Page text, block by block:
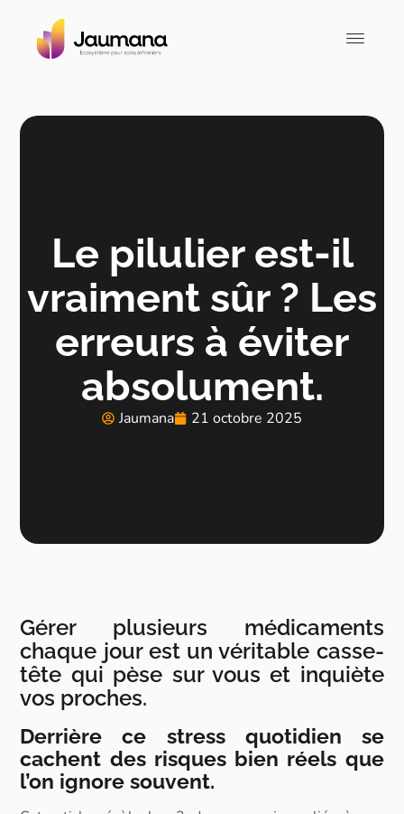
Le pilulier est-il
vraiment sûr ? Les
erreurs à éviter
absolument.
Jaumana 21 octobre 2025
Gérer plusieurs médicaments
chaque jour est un véritable casse-
tête qui pèse sur vous et inquiète
vos proches.
Derrière ce stress quotidien se
cachent des risques bien réels que
l’on ignore souvent.